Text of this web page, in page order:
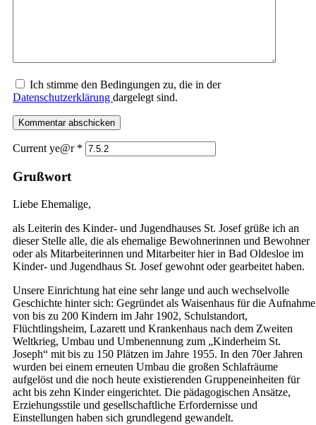
Ich stimme den Bedingungen zu, die in der
Datenschutzerklärung dargelegt sind.
Current ye@r *
Grußwort
Liebe Ehemalige,
als Leiterin des Kinder- und Jugendhauses St. Josef grüße ich an
dieser Stelle alle, die als ehemalige Bewohnerinnen und Bewohner
oder als Mitarbeiterinnen und Mitarbeiter hier in Bad Oldesloe im
Kinder- und Jugendhaus St. Josef gewohnt oder gearbeitet haben.
Unsere Einrichtung hat eine sehr lange und auch wechselvolle
Geschichte hinter sich: Gegründet als Waisenhaus für die Aufnahme
von bis zu 200 Kindern im Jahr 1902, Schulstandort,
Flüchtlingsheim, Lazarett und Krankenhaus nach dem Zweiten
Weltkrieg, Umbau und Umbenennung zum „Kinderheim St.
Joseph“ mit bis zu 150 Plätzen im Jahre 1955. In den 70er Jahren
wurden bei einem erneuten Umbau die großen Schlafräume
aufgelöst und die noch heute existierenden Gruppeneinheiten für
acht bis zehn Kinder eingerichtet. Die pädagogischen Ansätze,
Erziehungsstile und gesellschaftliche Erfordernisse und
Einstellungen haben sich grundlegend gewandelt.